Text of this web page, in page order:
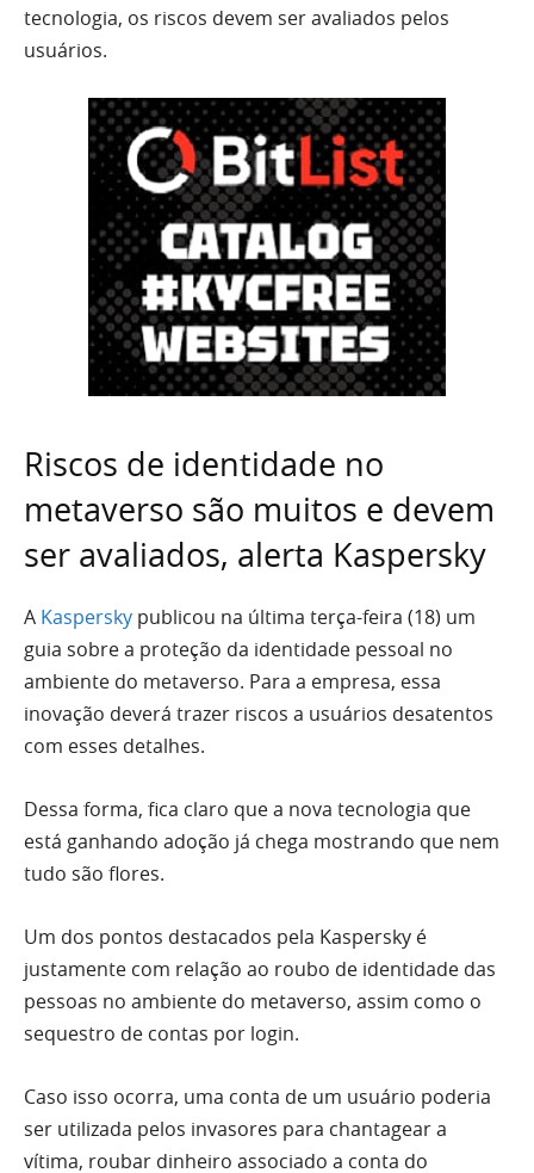
tecnologia, os riscos devem ser avaliados pelos
usuários.
Riscos de identidade no
metaverso são muitos e devem
ser avaliados, alerta Kaspersky
A Kaspersky publicou na última terça-feira (18) um
guia sobre a proteção da identidade pessoal no
ambiente do metaverso. Para a empresa, essa
inovação deverá trazer riscos a usuários desatentos
com esses detalhes.
Dessa forma, fica claro que a nova tecnologia que
está ganhando adoção já chega mostrando que nem
tudo são flores.
Um dos pontos destacados pela Kaspersky é
justamente com relação ao roubo de identidade das
pessoas no ambiente do metaverso, assim como o
sequestro de contas por login.
Caso isso ocorra, uma conta de um usuário poderia
ser utilizada pelos invasores para chantagear a
vítima, roubar dinheiro associado a conta do